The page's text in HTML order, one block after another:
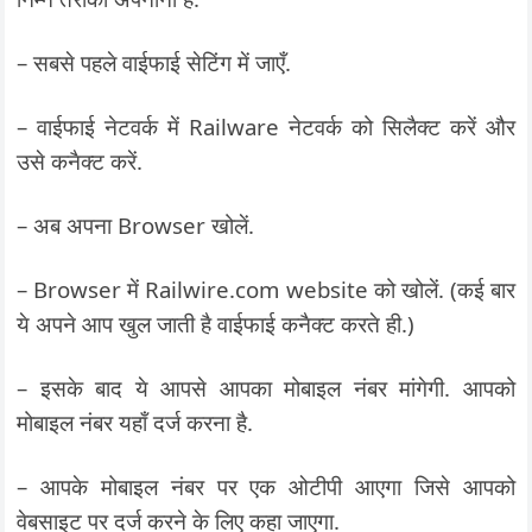
– सबसे पहले वाईफाई सेटिंग में जाएँ.
– वाईफाई नेटवर्क में Railware नेटवर्क को सिलैक्ट करें और
उसे कनैक्ट करें.
– अब अपना Browser खोलें.
– Browser में Railwire.com website को खोलें. (कई बार
ये अपने आप खुल जाती है वाईफाई कनैक्ट करते ही.)
– इसके बाद ये आपसे आपका मोबाइल नंबर मांगेगी. आपको
मोबाइल नंबर यहाँ दर्ज करना है.
– आपके मोबाइल नंबर पर एक ओटीपी आएगा जिसे आपको
वेबसाइट पर दर्ज करने के लिए कहा जाएगा.